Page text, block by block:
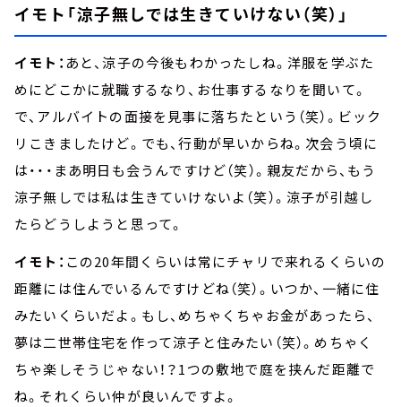
イモト「涼子無しでは生きていけない（笑）」
イモト： あと、涼子の今後もわかったしね。洋服を学ぶた
めにどこかに就職するなり、お仕事するなりを聞いて。
で、アルバイトの面接を見事に落ちたという（笑）。ビック
リこきましたけど。でも、行動が早いからね。次会う頃に
は・・・まあ明日も会うんですけど（笑）。親友だから、もう
涼子無しでは私は生きていけないよ（笑）。涼子が引越し
たらどうしようと思って。
イモト： この20年間くらいは常にチャリで来れるくらいの
距離には住んでいるんですけどね（笑）。いつか、一緒に住
みたいくらいだよ。もし、めちゃくちゃお金があったら、
夢は二世帯住宅を作って涼子と住みたい（笑）。めちゃく
ちゃ楽しそうじゃない！？1つの敷地で庭を挟んだ距離で
ね。それくらい仲が良いんですよ。